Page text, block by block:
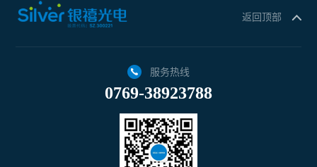
返回顶部
服务热线
0769-38923788